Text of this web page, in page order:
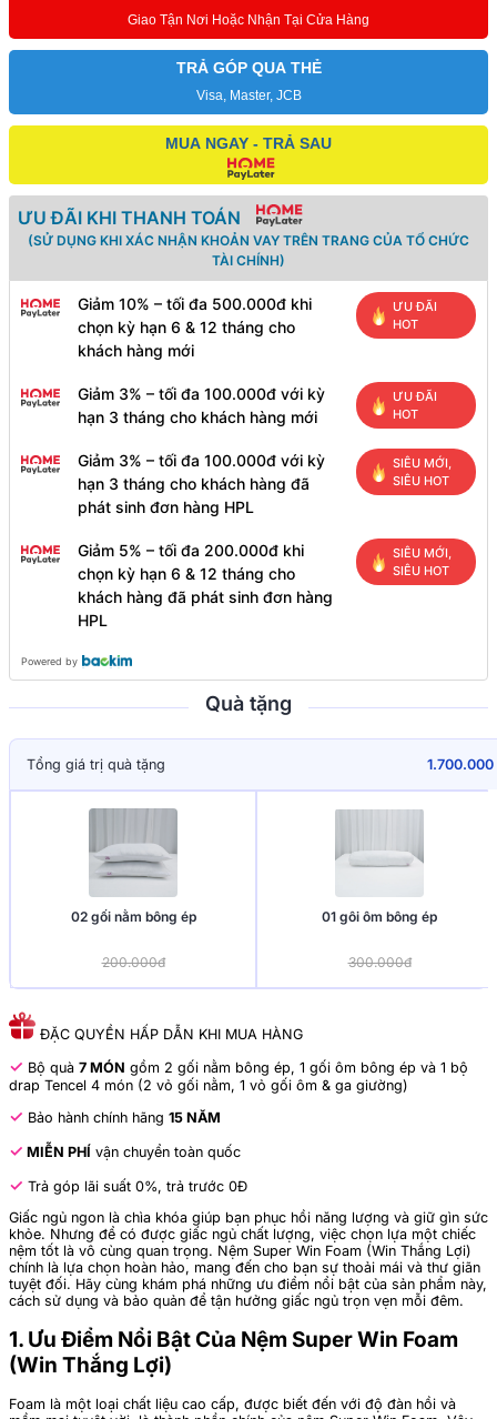
Giao Tận Nơi Hoặc Nhận Tại Cửa Hàng
TRẢ GÓP QUA THẺ
Visa, Master, JCB
MUA NGAY - TRẢ SAU
ƯU ĐÃI KHI THANH TOÁN
(SỬ DỤNG KHI XÁC NHẬN KHOẢN VAY TRÊN TRANG CỦA TỔ CHỨC
TÀI CHÍNH)
Giảm 10% – tối đa 500.000đ khi
chọn kỳ hạn 6 & 12 tháng cho
khách hàng mới
ƯU ĐÃI
HOT
Giảm 3% – tối đa 100.000đ với kỳ
hạn 3 tháng cho khách hàng mới
ƯU ĐÃI
HOT
Giảm 3% – tối đa 100.000đ với kỳ
hạn 3 tháng cho khách hàng đã
phát sinh đơn hàng HPL
SIÊU MỚI,
SIÊU HOT
Giảm 5% – tối đa 200.000đ khi
chọn kỳ hạn 6 & 12 tháng cho
khách hàng đã phát sinh đơn hàng
HPL
SIÊU MỚI,
SIÊU HOT
Powered by
Quà tặng
Tổng giá trị quà tặng 1.700.000
02 gối nằm bông ép
200.000đ
01 gôi ôm bông ép
300.000đ
ĐẶC QUYỀN HẤP DẪN KHI MUA HÀNG
✓ Bộ quà 7 MÓN gồm 2 gối nằm bông ép, 1 gối ôm bông ép và 1 bộ
drap Tencel 4 món (2 vỏ gối nằm, 1 vỏ gối ôm & ga giường)
✓ Bảo hành chính hãng 15 NĂM
✓ MIỄN PHÍ vận chuyển toàn quốc
✓ Trả góp lãi suất 0%, trả trước 0Đ
Giấc ngủ ngon là chìa khóa giúp bạn phục hồi năng lượng và giữ gìn sức
khỏe. Nhưng để có được giấc ngủ chất lượng, việc chọn lựa một chiếc
nệm tốt là vô cùng quan trọng. Nệm Super Win Foam (Win Thắng Lợi)
chính là lựa chọn hoàn hảo, mang đến cho bạn sự thoải mái và thư giãn
tuyệt đối. Hãy cùng khám phá những ưu điểm nổi bật của sản phẩm này,
cách sử dụng và bảo quản để tận hưởng giấc ngủ trọn vẹn mỗi đêm.
1. Ưu Điểm Nổi Bật Của Nệm Super Win Foam
(Win Thắng Lợi)
Foam là một loại chất liệu cao cấp, được biết đến với độ đàn hồi và